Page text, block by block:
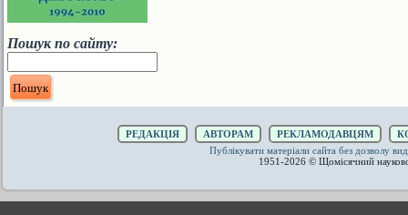
Пошук по сайту:
РЕДАКЦІЯ АВТОРАМ РЕКЛАМОДАВЦЯМ
Публікувати матеріали сайта без дозволу
1951-2026 © Щомісячний